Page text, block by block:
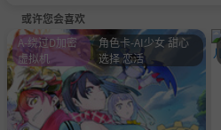
或许您会喜欢
A-绕过D加密
虚拟机
角色卡-AI少女 甜心
选择 恋活